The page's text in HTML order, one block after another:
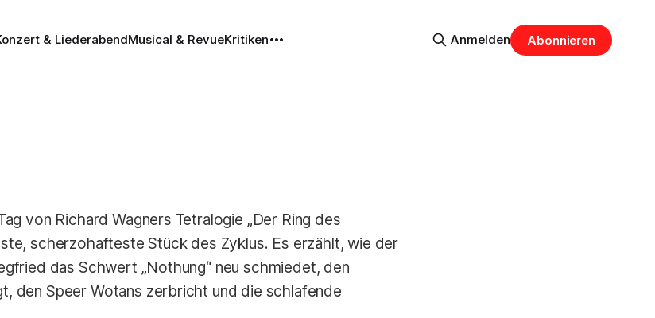
& LiederabendMusical & RevueKritiken Anmelden Abonnieren
von Richard Wagners Tetralogie „Der Ring des
scherzohafteste Stück des Zyklus. Es erzählt, wie der
das Schwert „Nothung“ neu schmiedet, den
den Speer Wotans zerbricht und die schlafende